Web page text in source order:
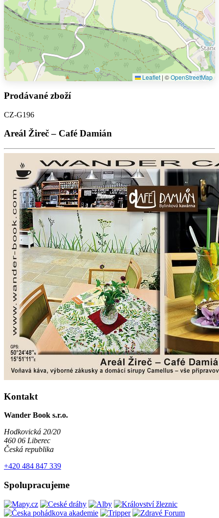
Leaflet | ©OpenStreetMap
Prodávané zboží
CZ-G196
Areál Žireč – Café Damián
Kontakt
Wander Book s.r.o.
Hodkovická 20/20
460 06 Liberec
Česká republika
+420 484 847 339
Spolupracujeme